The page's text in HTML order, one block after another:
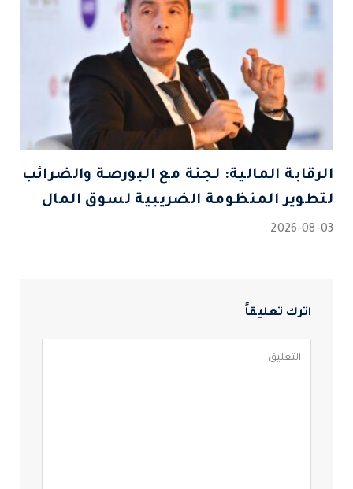
الرقابة المالية: لجنة مع البورصة والضرائب
لتطوير المنظومة الضريبية لسوق المال
2026-08-03
اترك تعليقاً